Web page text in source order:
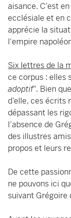
aisance. C'est
ecclésiale et en
apprécie la
l'empire
Six lettres de la
ce corpus : elles
adoptif". Bien
d’elle, ces écrits
dépassant les
l’absence de
des illustres
propos et leurs
De cette
ne pouvons ici
suivant Grégoire